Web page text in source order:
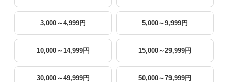
3,000～4,999円 5,000～9,999円
10,000～14,999円 15,000～29,999円
30,000～49,999円 50,000～79,999円